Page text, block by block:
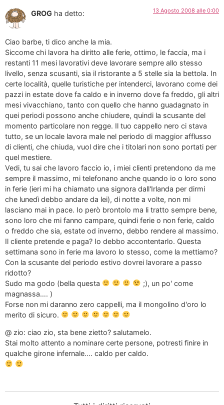
GROG ha detto: 13 Agosto 2008 alle 0:00
Ciao barbe, ti dico anche la mia.
Siccome chi lavora ha diritto alle ferie, ottimo, le faccia, ma i
restanti 11 mesi lavorativi deve lavorare sempre allo stesso
livello, senza scusanti, sia il ristorante a 5 stelle sia la bettola. In
certe località, quelle turistiche per intenderci, lavorano come dei
pazzi in estate dove fa caldo e in inverno dove fa freddo, gli altri
mesi vivacchiano, tanto con quello che hanno guadagnato in
quei periodi possono anche chiudere, quindi la scusante del
momento particolare non regge. Il tuo cappello nero ci stava
tutto, se un locale lavora male nel periodo di maggior afflusso
di clienti, che chiuda, vuol dire che i titolari non sono portati per
quel mestiere.
Vedi, tu sai che lavoro faccio io, i miei clienti pretendono da me
sempre il massimo, mi telefonano anche quando io o loro sono
in ferie (ieri mi ha chiamato una signora dall'Irlanda per dirmi
che lunedì debbo andare da lei), di notte a volte, non mi
lasciano mai in pace. Io però brontolo ma li tratto sempre bene,
sono loro che mi fanno campare, quindi ferie o non ferie, caldo
o freddo che sia, estate od inverno, debbo rendere al massimo.
Il cliente pretende e paga? Io debbo accontentarlo. Questa
settimana sono in ferie ma lavoro lo stesso, come la mettiamo?
Con la scusante del periodo estivo dovrei lavorare a passo
ridotto?
Sudo ma godo (bella questa
;), un po' come
magnassa…. )
Forse non mi daranno zero cappelli, ma il mongolino d'oro lo
merito di sicuro.
@ zio: ciao zio, sta bene zietto? salutamelo.
Stai molto attento a nominare certe persone, potresti finire in
qualche girone infernale…. caldo per caldo.